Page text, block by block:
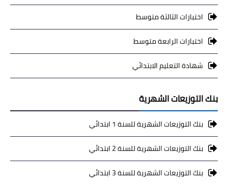
اختبارات الثالثة متوسط
اختبارات الرابعة متوسط
شهادة التعليم الابتدائي
بنك التوزيعات الشهرية
بنك التوزيعات الشهرية للسنة 1 ابتدائي
بنك التوزيعات الشهرية للسنة 2 ابتدائي
بنك التوزيعات الشهرية للسنة 3 ابتدائي